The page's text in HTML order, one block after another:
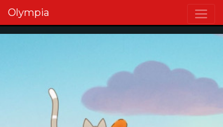
Olympia